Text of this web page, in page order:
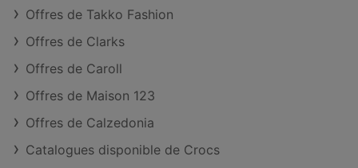
Offres de Takko Fashion
Offres de Clarks
Offres de Caroll
Offres de Maison 123
Offres de Calzedonia
Catalogues disponible de Crocs